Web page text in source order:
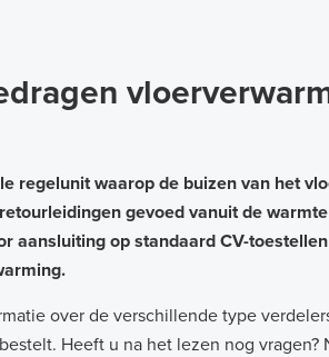
regelunit waarop de buizen van het
gevoed vanuit de
aansluiting op standaard CV-
over de verschillende type
Heeft u na het lezen nog vragen?